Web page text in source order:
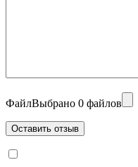
ФайлВыбрано 0 файлов